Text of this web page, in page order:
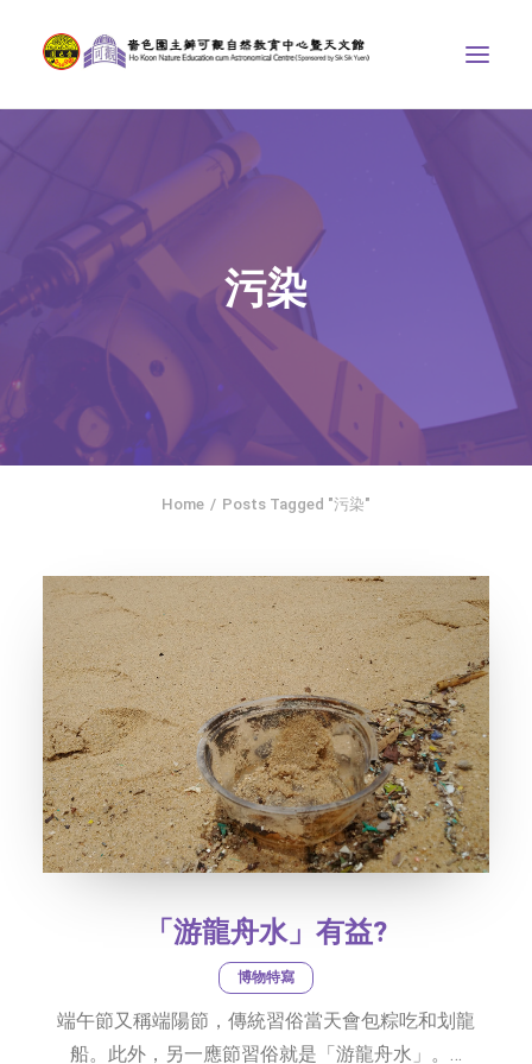
天文館
博物天地
比賽/專題計劃
聯絡我們
SEARCH
社交平台
字型大小
污染
Home Posts Tagged "污染"
「游龍舟水」有益?
博物特寫
端午節又稱端陽節，傳統習俗當天會包粽吃和划龍
船。此外，另一應節習俗就是「游龍舟水」。…